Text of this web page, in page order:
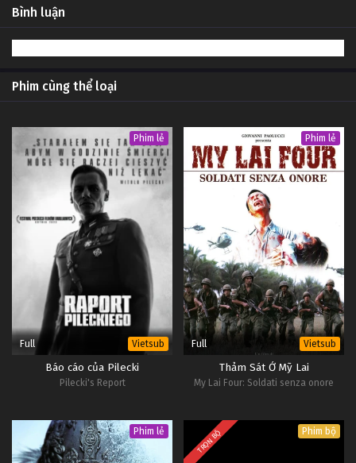
Bình luận
Phim cùng thể loại
Phim lẻ
Full Vietsub
Báo cáo của Pilecki
Pilecki's Report
Phim lẻ
Full Vietsub
Thảm Sát Ở Mỹ Lai
My Lai Four: Soldati senza onore
Phim lẻ TRỌN BỘ Phim bộ